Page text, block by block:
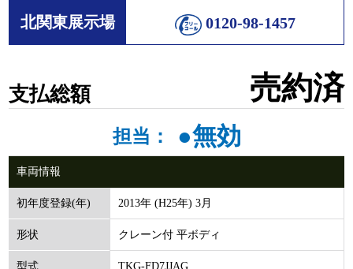
北関東展示場 0120-98-1457
支払総額 売約済
担当： ●無効
車両情報
初年度登録(年) 2013年 (H25年) 3月
形状 クレーン付 平ボディ
型式 TKG-FD7JJAG